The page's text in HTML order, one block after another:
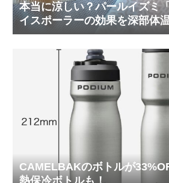
本当に涼しい？パールイズミ
イスポーラーの効果を深部体
ってみた
CAMELBAKのボトルが
熱保冷ボトルも！